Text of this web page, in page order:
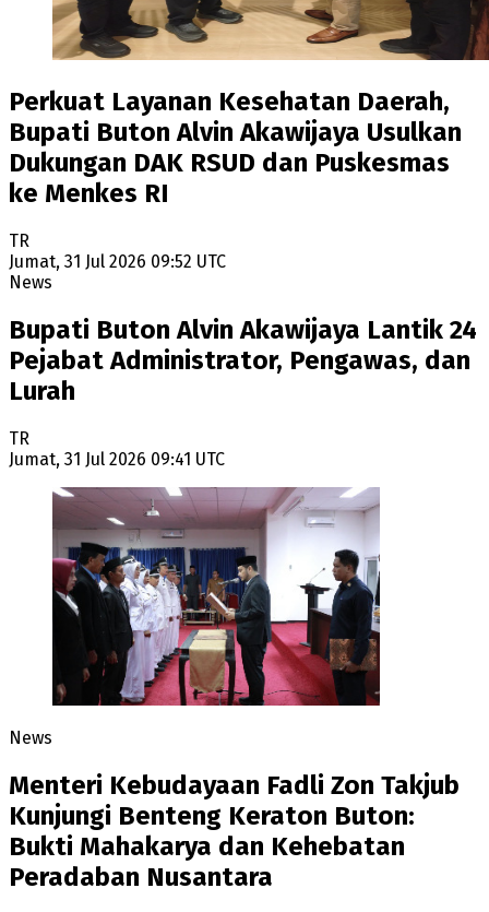
Perkuat Layanan Kesehatan Daerah,
Bupati Buton Alvin Akawijaya Usulkan
Dukungan DAK RSUD dan Puskesmas
ke Menkes RI
TR
Jumat, 31 Jul 2026 09:52 UTC
News
Bupati Buton Alvin Akawijaya Lantik 24
Pejabat Administrator, Pengawas, dan
Lurah
TR
Jumat, 31 Jul 2026 09:41 UTC
News
Menteri Kebudayaan Fadli Zon Takjub
Kunjungi Benteng Keraton Buton:
Bukti Mahakarya dan Kehebatan
Peradaban Nusantara